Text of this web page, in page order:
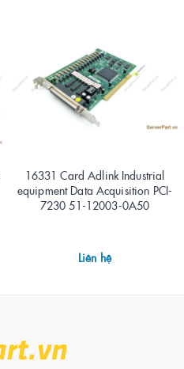
16331 Card Adlink Industrial
equipment Data Acquisition PCI-
7230 51-12003-0A50
Liên hệ